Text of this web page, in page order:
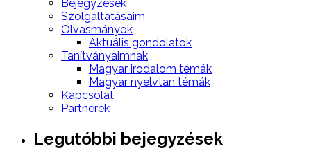
Bejegyzések
Szolgáltatásaim
Olvasmányok
Aktuális gondolatok
Tanítványaimnak
Magyar irodalom témák
Magyar nyelvtan témák
Kapcsolat
Partnerek
Legutóbbi bejegyzések